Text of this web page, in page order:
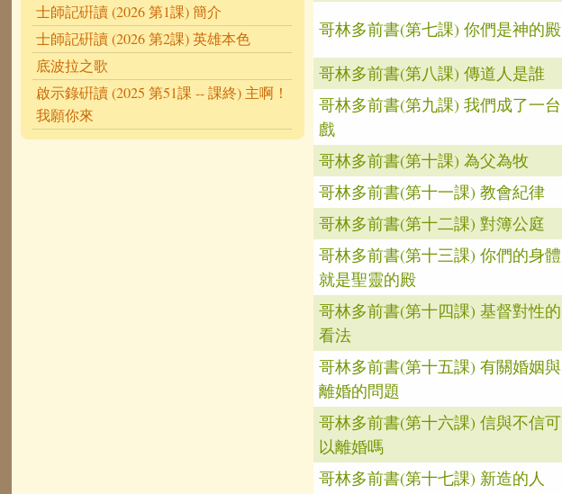
哥林多前書(第七課) 你們是神的殿
哥林多前書(第八課) 傳道人是誰
哥林多前書(第九課) 我們成了一台
戲
哥林多前書(第十課) 為父為牧
哥林多前書(第十一課) 教會紀律
哥林多前書(第十二課) 對簿公庭
哥林多前書(第十三課) 你們的身體
就是聖靈的殿
哥林多前書(第十四課) 基督對性的
看法
哥林多前書(第十五課) 有關婚姻與
離婚的問題
哥林多前書(第十六課) 信與不信可
以離婚嗎
哥林多前書(第十七課) 新造的人
士師記硏讀 (2026 第1課) 簡介
士師記硏讀 (2026 第2課) 英雄本色
底波拉之歌
啟示錄硏讀 (2025 第51課 -- 課終) 主啊！
我願你來